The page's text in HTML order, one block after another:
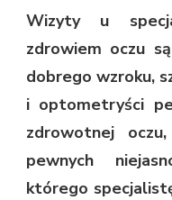
Wizyty u
zdrowiem oczu
dobrego wzroku,
i optometryści
zdrowotnej
pewnych
którego